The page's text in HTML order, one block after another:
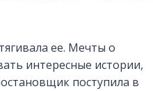
ее. Мечты о
интересные истории,
поступила в